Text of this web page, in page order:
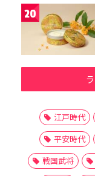
20
江戸時代
平安時代
戦国武将